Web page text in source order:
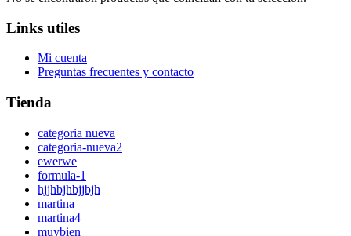
Links utiles
Mi cuenta
Preguntas frecuentes y contacto
Tienda
categoria nueva
categoria-nueva2
ewerwe
formula-1
hjjhbjhbjjbjh
martina
martina4
muybien